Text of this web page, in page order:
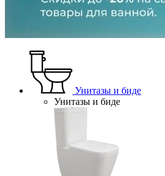
Унитазы и биде
Унитазы и биде